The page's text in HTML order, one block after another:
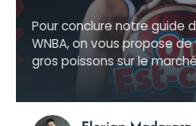
Pour conclure notre guide
WNBA, on vous propose
gros poissons sur le